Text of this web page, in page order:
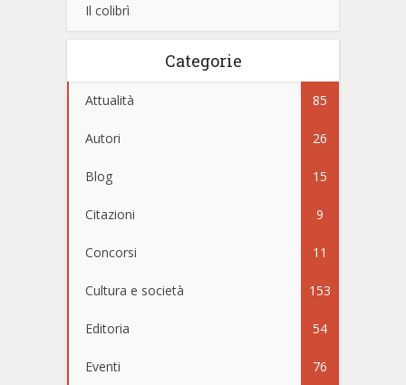
Il colibrì
Categorie
Attualità 85
Autori 26
Blog 15
Citazioni 9
Concorsi 11
Cultura e società 153
Editoria 54
Eventi 76